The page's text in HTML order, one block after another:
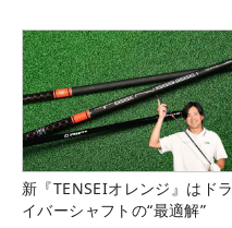
新『TENSEIオレンジ』はドラ
イバーシャフトの“最適解”